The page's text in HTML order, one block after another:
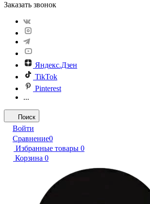
Заказать звонок
Яндекс.Дзен
TikTok
Pinterest
...
Поиск
Войти
Сравнение0
Избранные товары 0
Корзина 0